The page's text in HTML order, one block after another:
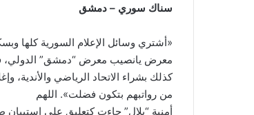
سناك سوري – دمشق
«أشتري وسائل الإعلام السورية كلها
معرض يانصيب معرض “دمشق” الدولي، في
كذلك بشراء الاتحاد الرياضي والأندية،
من رواتبهم بتكون فضلت». اللهم
أمنية “بلال” جاءت كتعليق على